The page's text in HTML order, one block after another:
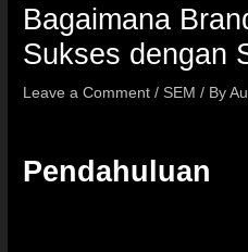
Bagaimana
Sukses dengan
Leave a Comment / SEM / By
Pendahuluan